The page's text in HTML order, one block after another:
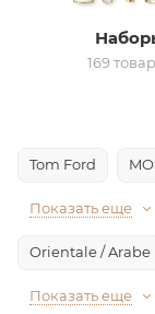
169
Tom Ford
Показать еще
Orientale / Arabe
Показать еще